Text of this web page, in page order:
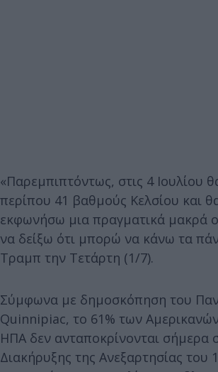
«Παρεμπιπτόντως, στις 4 Ιουλίου
περίπου 41 βαθμούς Κελσίου και
εκφωνήσω μια πραγματικά μακρά
να δείξω ότι μπορώ να κάνω τα
Τραμπ την Τετάρτη (1/7).
Σύμφωνα με δημοσκόπηση του
Quinnipiac, το 61% των Αμερικανών
ΗΠΑ δεν ανταποκρίνονται σήμερα
Διακήρυξης της Ανεξαρτησίας του